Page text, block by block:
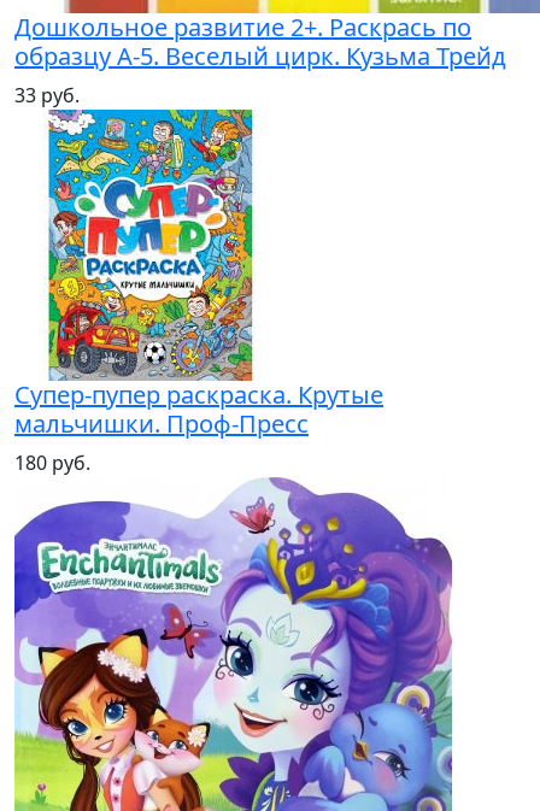
Дошкольное развитие 2+. Раскрась по
образцу А-5. Веселый цирк. Кузьма Трейд
33 руб.
Супер-пупер раскраска. Крутые
мальчишки. Проф-Пресс
180 руб.